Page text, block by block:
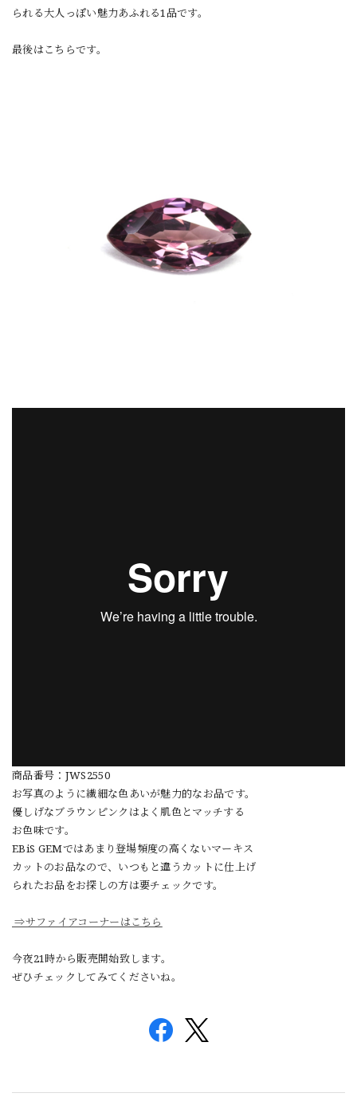
られる大人っぽい魅力あふれる1品です。
最後はこちらです。
商品番号：JWS2550
お写真のように繊細な色あいが魅力的なお品です。
優しげなブラウンピンクはよく肌色とマッチする
お色味です。
EBiS GEMではあまり登場頻度の高くないマーキス
カットのお品なので、いつもと違うカットに仕上げ
られたお品をお探しの方は要チェックです。
⇒サファイアコーナーはこちら
今夜21時から販売開始致します。
ぜひチェックしてみてくださいね。